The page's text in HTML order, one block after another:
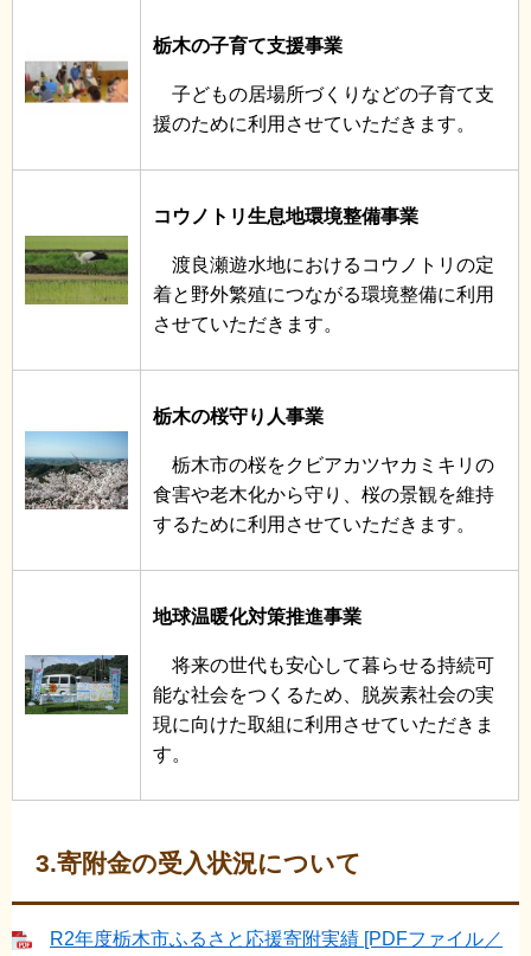
栃木の子育て支援事業
子どもの居場所づくりなどの子育て支
援のために利用させていただきます。
コウノトリ生息地環境整備事業
渡良瀬遊水地におけるコウノトリの定
着と野外繁殖につながる環境整備に利用
させていただきます。
栃木の桜守り人事業
栃木市の桜をクビアカツヤカミキリの
食害や老木化から守り、桜の景観を維持
するために利用させていただきます。
地球温暖化対策推進事業
将来の世代も安心して暮らせる持続可
能な社会をつくるため、脱炭素社会の実
現に向けた取組に利用させていただきま
す。
3.寄附金の受入状況について
R2年度栃木市ふるさと応援寄附実績 [PDFファイル／